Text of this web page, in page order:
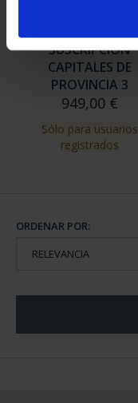
SUSCRIPCIÓN
CAPITALES DE
PROVINCIA 3
949,00 €
Sólo para usuarios
registrados
ORDENAR POR: